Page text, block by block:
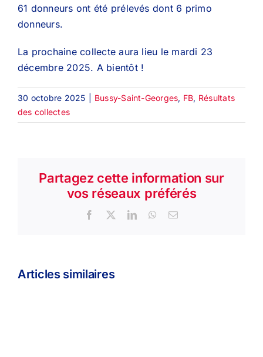
61 donneurs ont été prélevés dont 6 primo
donneurs.
La prochaine collecte aura lieu le mardi 23
décembre 2025. A bientôt !
30 octobre 2025 Bussy-Saint-Georges, FB, Résultats
des collectes
Partagez cette information sur
vos réseaux préférés
Facebook
X LinkedInWhatsApp
Email
Articles similaires